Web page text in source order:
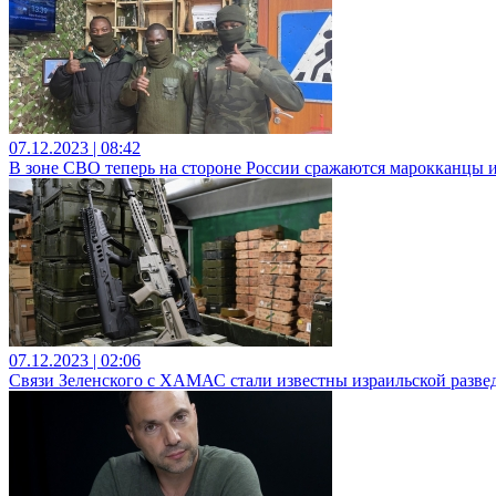
07.12.2023 | 08:42
В зоне СВО теперь на стороне России сражаются марокканцы
07.12.2023 | 02:06
Связи Зеленского с ХАМАС стали известны израильской